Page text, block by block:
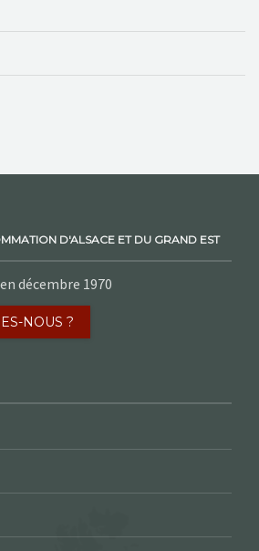
D'ALSACE ET DU GRAND EST
décembre 1970
NOUS ?